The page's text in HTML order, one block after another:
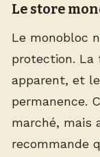
Le store
Le monobloc
protection. La
apparent, et
permanence.
marché, mais
recommande